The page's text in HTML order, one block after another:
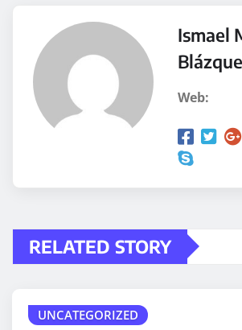
Ismael
Web:
RELATED STORY
UNCATEGORIZED